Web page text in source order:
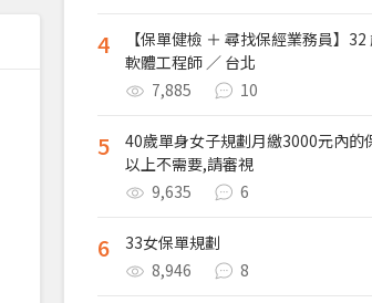
4
【保單健檢 ＋ 尋找保經業務員】32
軟體工程師 ／ 台北
7,885
10
5
40歲單身女子規劃月繳3000元內的
以上不需要,請審視
9,635
6
6
33女保單規劃
8,946
8